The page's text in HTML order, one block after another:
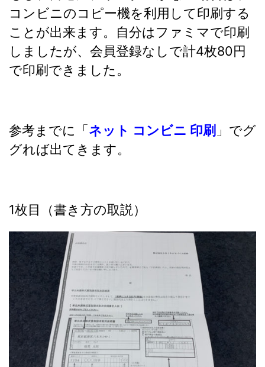
コンビニのコピー機を利用して印刷する
ことが出来ます。自分はファミマで印刷
しましたが、会員登録なしで計4枚80円
で印刷できました。
参考までに「ネット コンビニ 印刷 」でグ
グれば出てきます。
1枚目（書き方の取説）